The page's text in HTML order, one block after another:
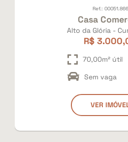
Ref.: 00051.866
Casa
Alto da Glória -
R$
70,00m² útil
Sem vaga
VER